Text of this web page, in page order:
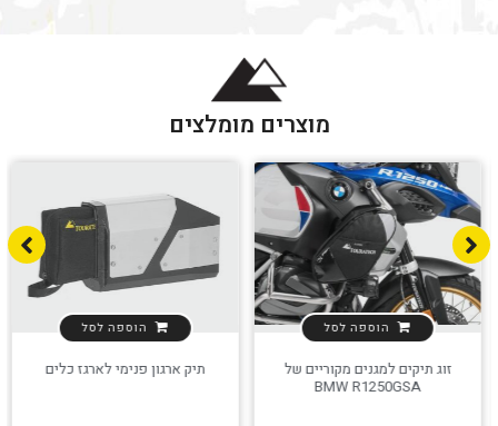
מוצרים מומלצים
זוג תיקים למגנים מקוריים של
BMW R1250GSA
הוספה לסל
תיק ארגון פנימי לארגז כלים
הוספה לסל
הגדר סוג האופנוע שלך אפס